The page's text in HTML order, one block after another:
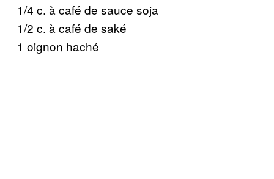
1/4 c. à café de sauce soja
1/2 c. à café de saké
1 oignon haché